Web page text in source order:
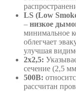
LS (Low
– низкое
минимальное
облегчает
улучшая
2х2,5:
сечение (2,5
500В:
рассчитан